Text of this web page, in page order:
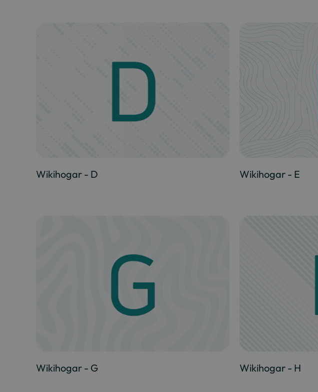
Wikihogar - D Wikihogar - E
Wikihogar - G Wikihogar - H